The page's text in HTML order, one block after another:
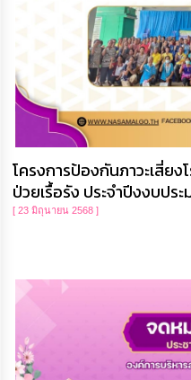
โครงการป้องกันภาวะเสี่ย
ป่วยเรื้อรัง ประจำปีงงบปร
[ 23 มิถุนายน 2568 ]